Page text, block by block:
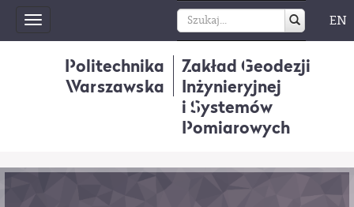
Toggle
navigation
EN
Politechnika
Warszawska
Zakład Geodezji
Inżynieryjnej
i Systemów
Pomiarowych